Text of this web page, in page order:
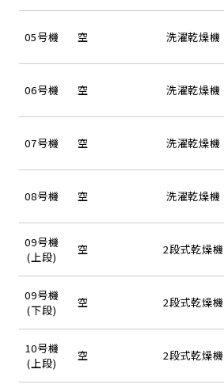
05号機 空 洗濯乾燥機
06号機 空 洗濯乾燥機
07号機 空 洗濯乾燥機
08号機 空 洗濯乾燥機
09号機
(上段)
空 2段式乾燥機
09号機
(下段)
空 2段式乾燥機
10号機
(上段)
空 2段式乾燥機